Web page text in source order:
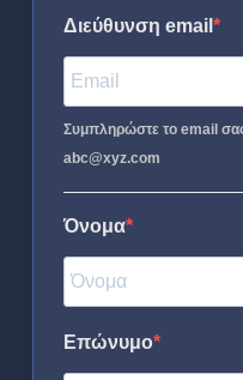
Διεύθυνση email
Συμπληρώστε το email
abc@xyz.com
Όνομα
Επώνυμο